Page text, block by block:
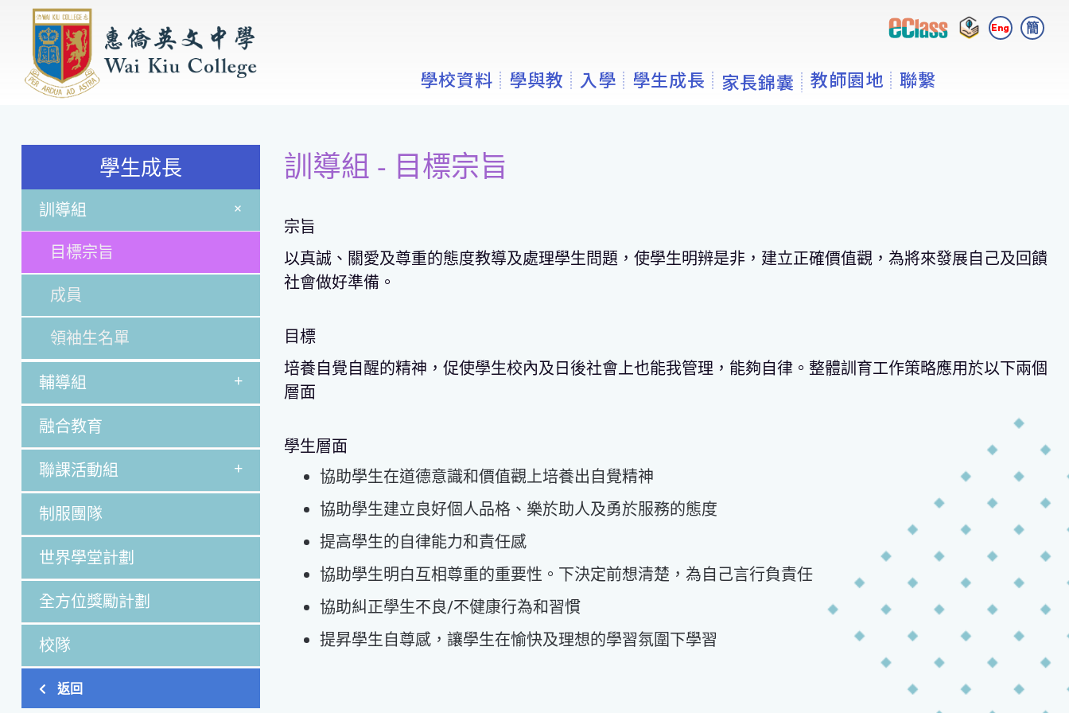
Eng 簡
學校資料 學與教 入學 學生成長 家長錦囊 教師園地 聯繫
學生成長
訓導組 +
目標宗旨
成員
領袖生名單
輔導組 +
融合教育
聯課活動組 +
制服團隊
世界學堂計劃
全方位獎勵計劃
校隊
返回
訓導組 - 目標宗旨
宗旨
以真誠、關愛及尊重的態度教導及處理學生問題，使學生明辨是非，建立正確價值觀，為將來發展自己及回饋
社會做好準備。
目標
培養自覺自醒的精神，促使學生校內及日後社會上也能我管理，能夠自律。整體訓育工作策略應用於以下兩個
層面
學生層面
協助學生在道德意識和價值觀上培養出自覺精神
協助學生建立良好個人品格、樂於助人及勇於服務的態度
提高學生的自律能力和責任感
協助學生明白互相尊重的重要性。下決定前想清楚，為自己言行負責任
協助糾正學生不良/不健康行為和習慣
提昇學生自尊感，讓學生在愉快及理想的學習氛圍下學習